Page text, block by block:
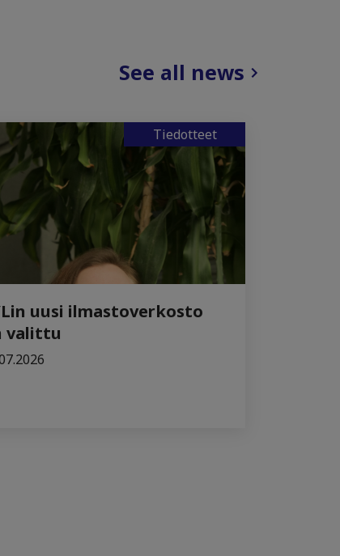
See all news
Tiedotteet
uusi ilmastoverkosto
valittu